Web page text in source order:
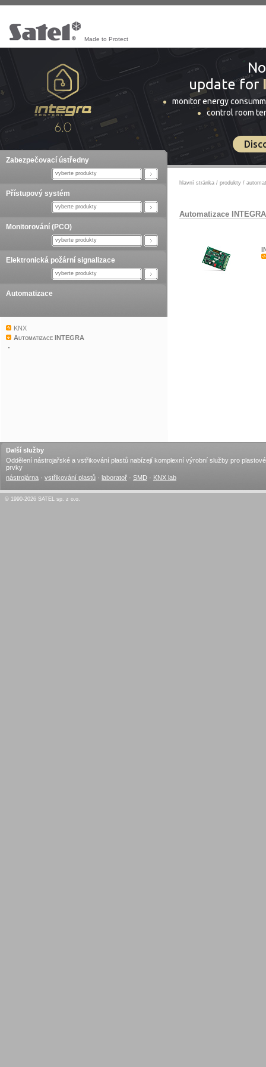
Made to Protect
update for
monitor energy
control room
Zabezpečovací ústředny
vyberte produkty
Přístupový systém
vyberte produkty
Monitorování (PCO)
vyberte produkty
Elektronická požární signalizace
vyberte produkty
Automatizace
KNX
Automatizace INTEGRA
hlavní stránka / produkty /
Automatizace INTEGRA
Další služby
Oddělení nástrojařské a vstřikování plastů nabízejí komplexní výrobní služby pro plastové
prvky
nástrojárna · vstřikování plastů · laboratoř · SMD · KNX lab
© 1990-2026 SATEL sp. z o.o.